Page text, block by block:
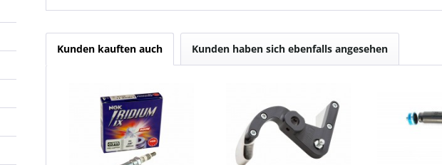
Kunden kauften auch Kunden haben sich ebenfalls angesehen